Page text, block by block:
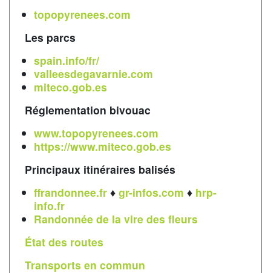
topopyrenees.com
Les parcs
spain.info/fr/
valleesdegavarnie.com
miteco.gob.es
Réglementation bivouac
www.topopyrenees.com
https://www.miteco.gob.es
Principaux itinéraires balisés
ffrandonnee.fr ♦ gr-infos.com ♦ hrp-
info.fr
Randonnée de la vire des fleurs
État des routes
Transports en commun